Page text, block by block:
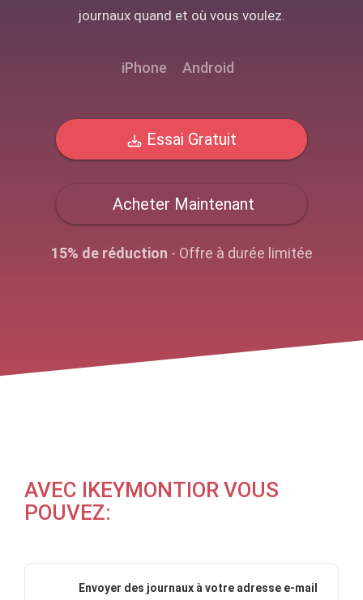
journaux quand et où vous voulez.
iPhone Android
Essai Gratuit
Acheter Maintenant
15% de réduction - Offre à durée limitée
AVEC IKEYMONTIOR VOUS
POUVEZ:
Envoyer des journaux à votre adresse e-mail